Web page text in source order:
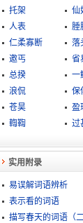
托架
仙
人表
腄
仁柔寡断
落
邀丐
省
总揆
一
浪侃
保
苍昊
盈
輷鞫
过
实用附录
易误解词语辨析
表示看的词语
描写春天的词语（二